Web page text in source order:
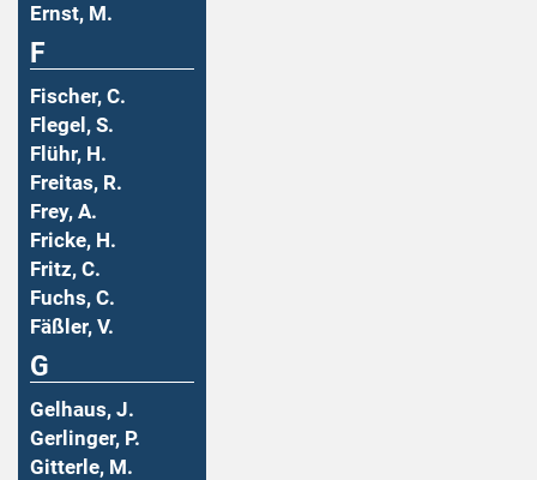
Ernst, M.
F
Fischer, C.
Flegel, S.
Flühr, H.
Freitas, R.
Frey, A.
Fricke, H.
Fritz, C.
Fuchs, C.
Fäßler, V.
G
Gelhaus, J.
Gerlinger, P.
Gitterle, M.